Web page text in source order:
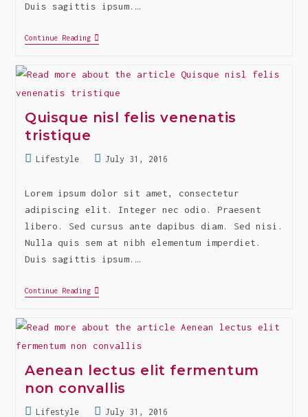
Duis sagittis ipsum.…
Continue ReadingInteger
Odio
Praesent
Sed
Quisque nisl felis venenatis
tristique
PostLifestyle
Post
modified:
July 31, 2016
Lorem ipsum dolor sit amet, consectetur
adipiscing elit. Integer nec odio. Praesent
libero. Sed cursus ante dapibus diam. Sed nisi.
Nulla quis sem at nibh elementum imperdiet.
Duis sagittis ipsum.…
Continue ReadingQuisque
Felis
Venenatis
Aenean lectus elit fermentum
non convallis
PostLifestyle
PostJuly 31, 2016